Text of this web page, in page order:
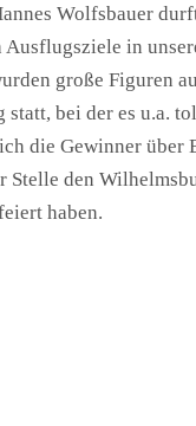
Wolfsbauer
in
große Figuren
bei der es u.a.
die Gewinner über
Stelle den
haben.